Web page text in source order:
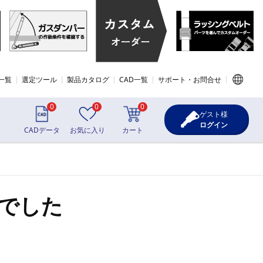
覧 選定ツール 製品カタログ CAD一覧 サポート・お問合せ
0
CADデータ
0
お気に入り
0
カート
ゲスト様
ログイン
した